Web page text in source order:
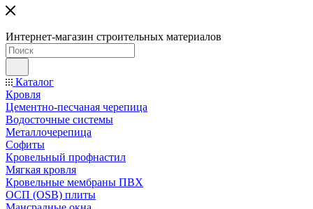
Интернет-магазин строительных материалов
Каталог
Кровля
Цементно-песчаная черепица
Водосточные системы
Металлочерепица
Софиты
Кровельный профнастил
Мягкая кровля
Кровельные мембраны ПВХ
ОСП (OSB) плиты